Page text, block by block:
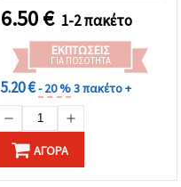
6.50€ 1-2 πακέτο
ΕΚΠΤΏΣΕΙΣ
ΓΙΑ ΠΟΣΌΤΗΤΑ
5.20 €- 20 %3 πακέτο +
ΑΓΟΡΆ